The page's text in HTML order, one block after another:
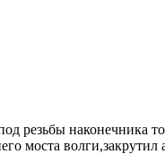
резьбы наконечника
моста волги,закрутил